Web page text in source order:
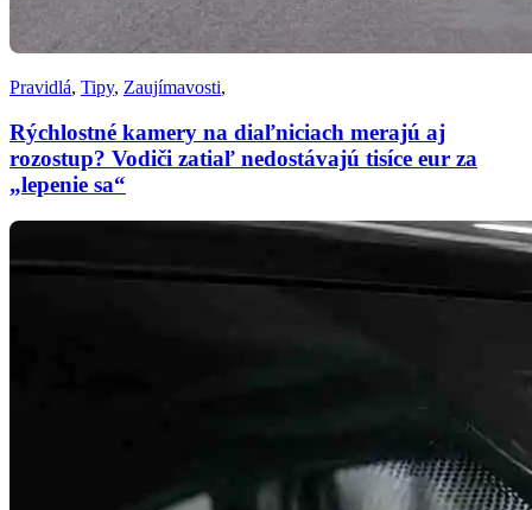
Pravidlá, Tipy, Zaujímavosti,
Rýchlostné kamery na diaľniciach merajú aj
rozostup? Vodiči zatiaľ nedostávajú tisíce eur za
„lepenie sa“